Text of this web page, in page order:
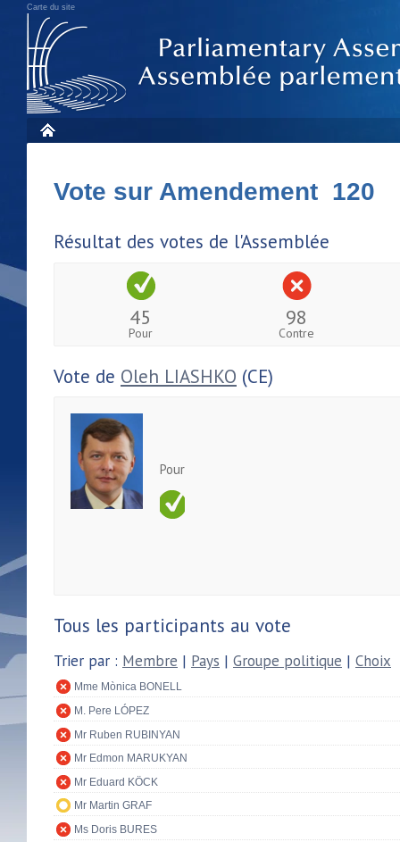
Carte du site
Vote sur Amendement 120
Résultat des votes de l'Assemblée
45
Pour
98
Contre
Vote de Oleh LIASHKO (CE)
Pour
Tous les participants au vote
Trier par : Membre | Pays | Groupe politique | Choix
Mme Mònica BONELL
M. Pere LÓPEZ
Mr Ruben RUBINYAN
Mr Edmon MARUKYAN
Mr Eduard KÖCK
Mr Martin GRAF
Ms Doris BURES